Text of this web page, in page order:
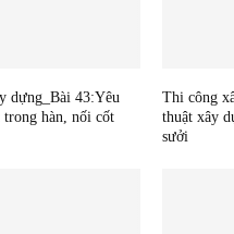
dựng_Bài 43:Yêu
trong hàn, nối cốt
Thi công
thuật xây
sưởi